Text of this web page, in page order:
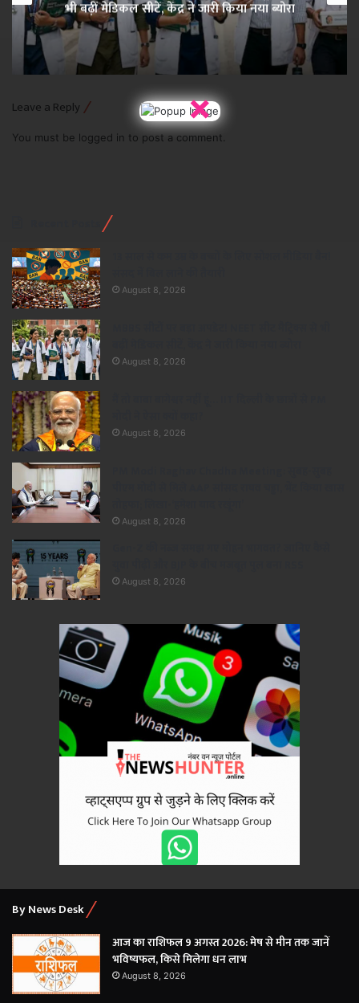
भी बढ़ीं मेडिकल सीटें, केंद्र ने जारी किया नया ब्योरा
Leave a Reply
You must be logged in to post a comment.
×
August 8, 2026
August 8, 2026
August 8, 2026
August 8, 2026
August 8, 2026
By News Desk
आज का राशिफल 9 अगस्त 2026: मेष से मीन तक जानें
भविष्यफल, किसे मिलेगा धन लाभ
August 8, 2026